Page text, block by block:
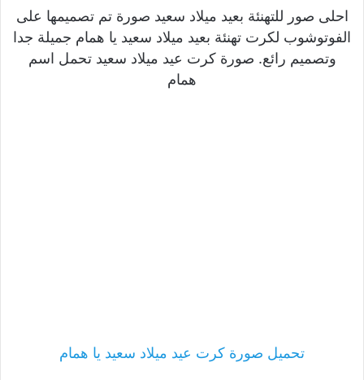
احلى صور للتهنئة بعيد ميلاد سعيد صورة تم تصميمها على
الفوتوشوب لكرت تهنئة بعيد ميلاد سعيد يا همام جميلة جدا
وتصميم رائع. صورة كرت عيد ميلاد سعيد تحمل اسم
همام
تحميل صورة كرت عيد ميلاد سعيد يا همام